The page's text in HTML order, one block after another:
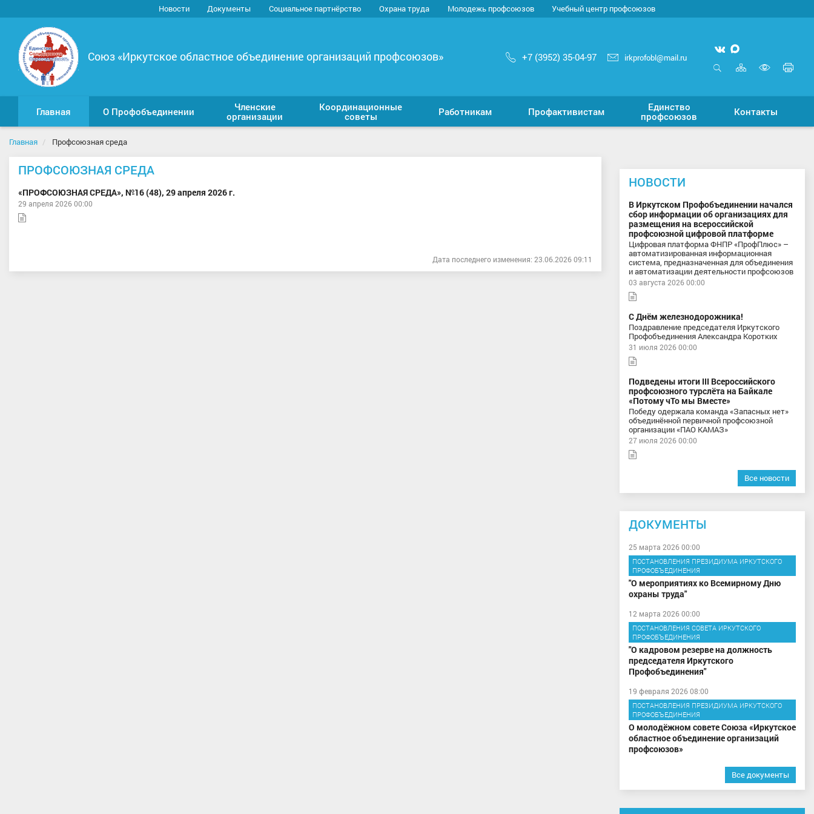
Новости Документы Социальное партнёрство Охрана труда Молодежь профсоюзов Учебный центр профсоюзов
Союз «Иркутское областное объединение организаций профсоюзов» +7 (3952) 35-04-97 irkprofobl@mail.ru Мы
вконтакте
Мы
MAX
Карта
сайта
для
Главная О Профобъединении
Членские
организации
Координационные
советы
Работникам Профактивистам
Единство
профсоюзов
Контакты
Главная Профсоюзная среда
ПРОФСОЮЗНАЯ СРЕДА
«ПРОФСОЮЗНАЯ СРЕДА», №16 (48), 29 апреля 2026 г.
29 апреля 2026 00:00
Дата последнего изменения: 23.06.2026 09:11
НОВОСТИ
В Иркутском Профобъединении начался
сбор информации об организациях для
размещения на всероссийской
профсоюзной цифровой платформе
Цифровая платформа ФНПР «ПрофПлюс» –
автоматизированная информационная
система, предназначенная для объединения
и автоматизации деятельности профсоюзов
03 августа 2026 00:00
С Днём железнодорожника!
Поздравление председателя Иркутского
Профобъединения Александра Коротких
31 июля 2026 00:00
Подведены итоги III Всероссийского
профсоюзного турслёта на Байкале
«Потому чТо мы Вместе»
Победу одержала команда «Запасных нет»
объединённой первичной профсоюзной
организации «ПАО КАМАЗ»
27 июля 2026 00:00
Все новости
ДОКУМЕНТЫ
25 марта 2026 00:00
ПОСТАНОВЛЕНИЯ ПРЕЗИДИУМА ИРКУТСКОГО
ПРОФОБЪЕДИНЕНИЯ
"О мероприятиях ко Всемирному Дню
охраны труда"
12 марта 2026 00:00
ПОСТАНОВЛЕНИЯ СОВЕТА ИРКУТСКОГО
ПРОФОБЪЕДИНЕНИЯ
"О кадровом резерве на должность
председателя Иркутского
Профобъединения"
19 февраля 2026 08:00
ПОСТАНОВЛЕНИЯ ПРЕЗИДИУМА ИРКУТСКОГО
ПРОФОБЪЕДИНЕНИЯ
О молодёжном совете Союза «Иркутское
областное объединение организаций
профсоюзов»
Все документы